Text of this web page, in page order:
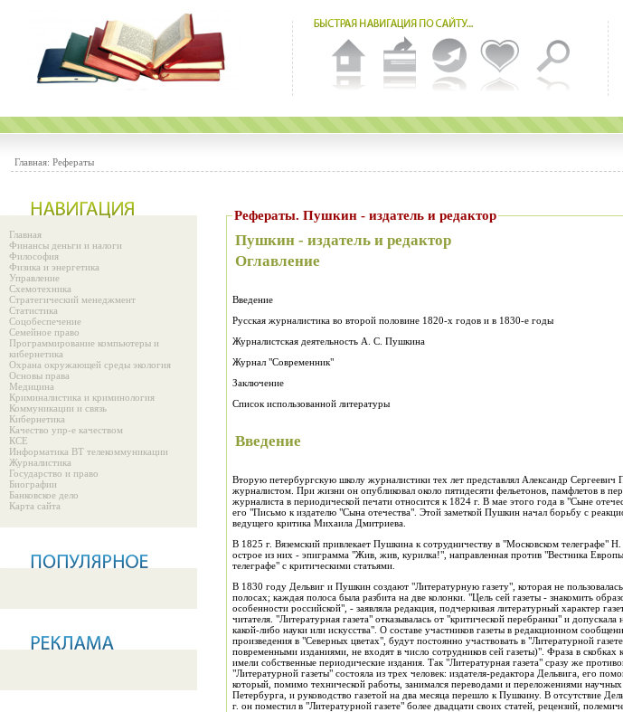
Главная: Рефераты
Главная
Финансы деньги и налоги
Философия
Физика и энергетика
Управление
Схемотехника
Стратегический менеджмент
Статистика
Соцобеспечение
Семейное право
Программирование компьютеры и
кибернетика
Охрана окружающей среды экология
Основы права
Медицина
Криминалистика и криминология
Коммуникации и связь
Кибернетика
Качество упр-е качеством
КСЕ
Информатика ВТ телекоммуникации
Журналистика
Государство и право
Биографии
Банковское дело
Карта сайта
Рефераты. Пушкин - издатель и редактор
Пушкин - издатель и редактор
Оглавление
Введение
Русская журналистика во второй половине 1820-х годов и в 1830-е годы
Журналистская деятельность А. С. Пушкина
Журнал "Современник"
Заключение
Список использованной литературы
Введение
Вторую петербургскую школу журналистики тех лет представлял Александр
журналистом. При жизни он опубликовал около пятидесяти фельетонов, памфлетов в
журналиста в периодической печати относится к 1824 г. В мае этого года в "Сыне
его "Письмо к издателю "Сына отечества". Этой заметкой Пушкин начал борьбу с
ведущего критика Михаила Дмитриева.
В 1825 г. Вяземский привлекает Пушкина к сотрудничеству в "Московском телеграфе"
острое из них - эпиграмма "Жив, жив, курилка!", направленная против "Вестника
телеграфе" с критическими статьями.
В 1830 году Дельвиг и Пушкин создают "Литературную газету", которая не
полосах; каждая полоса была разбита на две колонки. "Цель сей газеты - знакомить
особенности российской", - заявляла редакция, подчеркивая литературный характер
читателя. "Литературная газета" отказывалась от "критической перебранки" и
какой-либо науки или искусства". О составе участников газеты в редакционном
произведения в "Северных цветах", будут постоянно участвовать в "Литературной
повременными изданиями, не входят в число сотрудников сей газеты)". Фраза в
имели собственные периодические издания. Так "Литературная газета" сразу же
"Литературной газеты" состояла из трех человек: издателя-редактора Дельвига, его
который, помимо технической работы, занимался переводами и переложениями
Петербурга, и руководство газетой на два месяца перешло к Пушкину. В отсутствие
г. он поместил в "Литературной газете" более двадцати своих статей, рецензий,